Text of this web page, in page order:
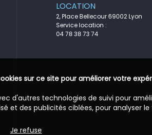
LOCATION
2, Place Bellecour 69002 Lyon
Service location :
04 78 38 73 74
sur ce site pour améliorer votre
d'autres technologies de suivi pour
et des publicités ciblées, pour analyser
Je refuse